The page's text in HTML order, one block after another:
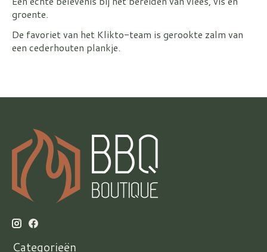
groente.
De favoriet van het Klikto-team is gerookte zalm van
een cederhouten plankje.
Categorieën